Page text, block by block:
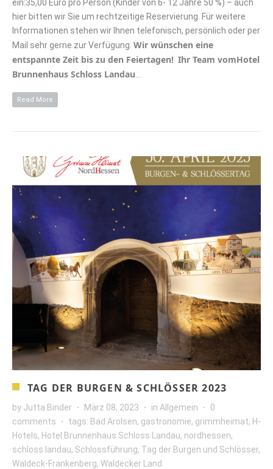
ein:35,00 Euro pro Person (Kinder von 6- 12 Jahre 50 %) – auch
hier bitten wir Sie um rechtzeitige Reservierung. Für weitere
Informationen stehen wir Ihnen telefonisch, persönlich oder per
Mail sehr gerne zur Verfügung. Wir wünschen eine
entspannte Zeit bis zu den Feiertagen! Ihr Team vomHotel
Brunnenhaus Schloss Landau
Read More
TAG DER BURGEN & SCHLÖSSER 2023
by Jutta Binder März 08, 2023 in Allgemein
0
comments
tags: Bad Arolsen, gastronomie, grimmheimat, H-
Hotels, Hotel Brunnenhaus Schloss Landau, nordhessen,
schloss landau, Schlossführung, Tag der Burgen und Schlösser,
Waldeck-Frankenberg, Waldecker Land